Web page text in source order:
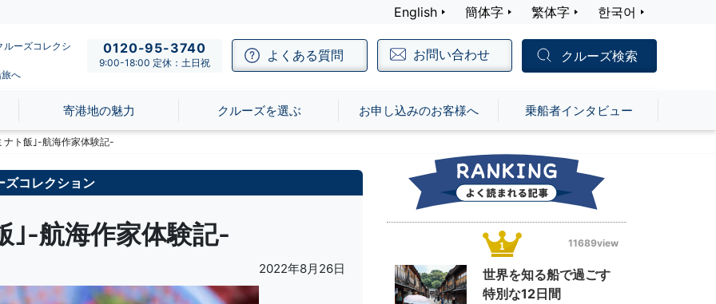
English 簡体字 繁体字 한국어
ーズコレクシ
へ
0120-95-3740
9:00-18:00 定休：土日祝 よくある質問 お問い合わせ クルーズ検索
寄港地の魅力 クルーズを選ぶ お申し込みのお客様へ 乗船者インタビュー
ナト飯｣-航海作家体験記-
ズコレクション
｣-航海作家体験記-
2022年8月26日
11689view
世界を知る船で過ごす
特別な12日間